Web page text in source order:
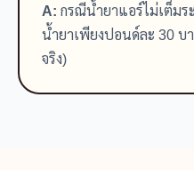
A: กรณีน้ำยาแอร์ไม่เต็มร
น้ำยาเพียงปอนด์ละ 30
จริง)